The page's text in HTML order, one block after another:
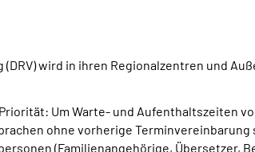
wird in ihren Regionalzentren und
Um Warte- und Aufenthaltszeiten
ohne vorherige
(Familienangehörige, Übersetzer,